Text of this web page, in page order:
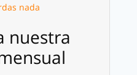
nada
nuestra